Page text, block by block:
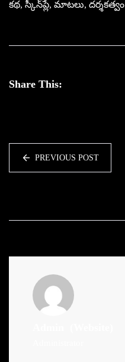
కథ, స్కీన్‌ప్లే, మాటలు,
Share This:
PREVIOUS POST